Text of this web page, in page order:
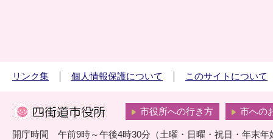
リンク集 個人情報保護について このサイトについて
市役所への行き方 市への
開庁時間 午前9時～午後4時30分（土曜・日曜・祝日・年末年